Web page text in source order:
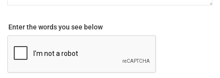
Enter the words you see below